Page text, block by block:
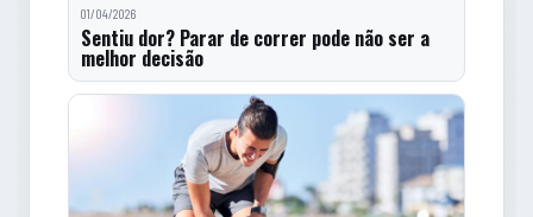
01/04/2026
Sentiu dor? Parar de correr pode não ser a
melhor decisão